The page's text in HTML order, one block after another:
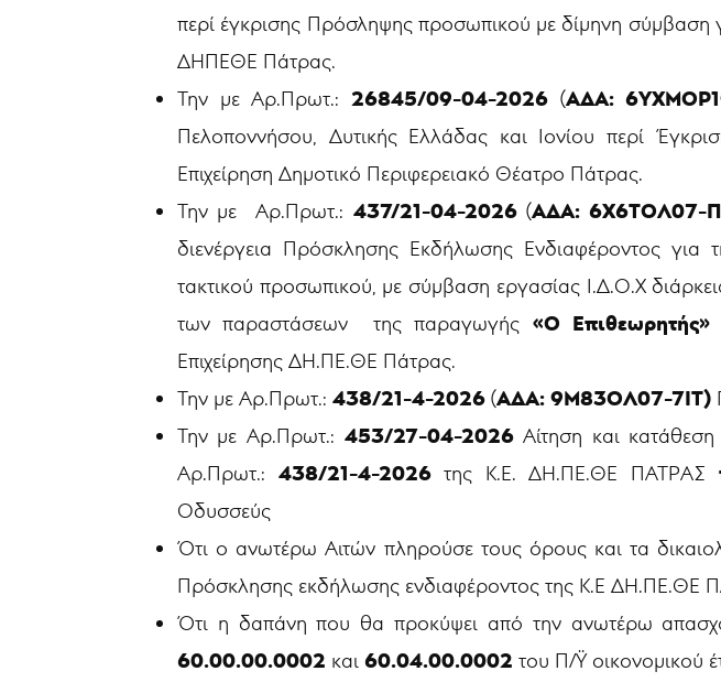
περί έγκρισης Πρόσληψης προσωπικού με δίμηνη σύμβαση
ΔΗΠΕΘΕ Πάτρας.
Την με Αρ.Πρωτ.: 26845/09-04-2026(ΑΔΑ:
Πελοποννήσου, Δυτικής Ελλάδας και Ιονίου περί
Επιχείρηση Δημοτικό Περιφερειακό Θέατρο Πάτρας.
Την με Αρ.Πρωτ.: 437/21-04-2026(ΑΔΑ: 6Χ6ΤΟΛ07-
διενέργεια Πρόσκλησης Εκδήλωσης Ενδιαφέροντος
τακτικού προσωπικού, με σύμβαση εργασίας Ι.Δ.Ο.Χ
των παραστάσεων της παραγωγής «Ο Επιθεωρητής»
Επιχείρησης ΔΗ.ΠΕ.ΘΕ Πάτρας.
Την με Αρ.Πρωτ.: 438/21-4-2026(ΑΔΑ: 9Μ83ΟΛ07-7ΙΤ)
Την με Αρ.Πρωτ.: 453/27-04-2026Αίτηση και κατάθεση
Αρ.Πρωτ.: 438/21-4-2026της Κ.Ε. ΔΗ.ΠΕ.ΘΕ ΠΑΤΡΑΣ
Οδυσσεύς
Ότι ο ανωτέρω Αιτών πληρούσε τους όρους και τα
Πρόσκλησης εκδήλωσης ενδιαφέροντος της Κ.Ε ΔΗ.ΠΕ.ΘΕ
Ότι η δαπάνη που θα προκύψει από την ανωτέρω
60.00.00.0002 και 60.04.00.0002 του Π/Ϋ οικονομικού